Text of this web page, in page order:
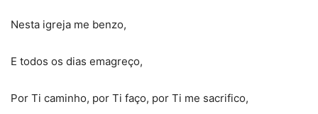
Nesta igreja me benzo,
E todos os dias emagreço,
Por Ti caminho, por Ti faço, por Ti me sacrifico,